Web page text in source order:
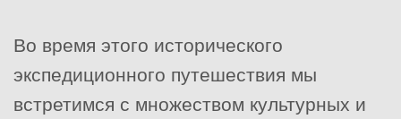
Во время этого исторического
экспедиционного путешествия мы
встретимся с множеством культурных и